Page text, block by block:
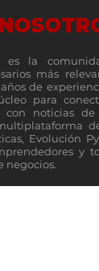
es la
más
de
para
con noticias
Evolución
y
negocios.